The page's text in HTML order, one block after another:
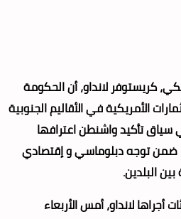
كريستوفر لانداو، أن الحكومة
الأمريكية في الأقاليم الجنوبية
تأكيد واشنطن اعترافها
ضمن توجه دبلوماسي و إقتصادي
البلدين.
لانداو، أمس الأربعاء